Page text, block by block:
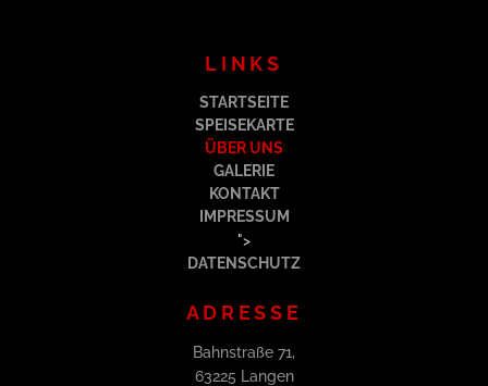
LINKS
STARTSEITE
SPEISEKARTE
ÜBER UNS
GALERIE
KONTAKT
IMPRESSUM
">
DATENSCHUTZ
ADRESSE
Bahnstraße 71,
63225 Langen